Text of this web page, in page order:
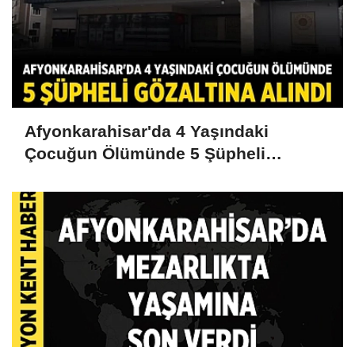
Afyonkarahisar'da 4 Yaşındaki
Çocuğun Ölümünde 5 Şüpheli